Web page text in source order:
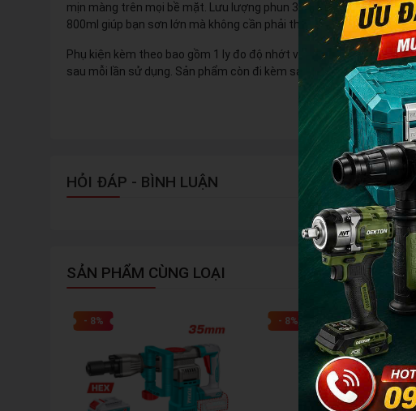
mịn màng trên mọi bề mặt. Lưu lượng phun 380ml/phút giúp
800ml giúp bạn sơn lớn mà không cần phải thường xuyên nạp sơn.
Phụ kiện kèm theo bao gồm 1 ly đo độ nhớt và 1 kim làm sạch vòi
sau mỗi lần sử dụng. Sản phẩm còn đi kèm sách hướng dẫn chi
HỎI ĐÁP - BÌNH LUẬN
SẢN PHẨM CÙNG LOẠI
- 8% - 8%